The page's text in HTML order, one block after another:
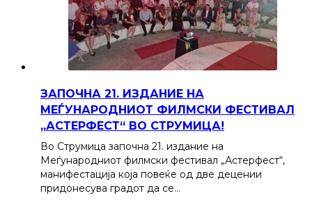
ЗАПОЧНА 21. ИЗДАНИЕ НА
МЕЃУНАРОДНИОТ ФИЛМСКИ ФЕСТИВАЛ
„АСТЕРФЕСТ“ ВО СТРУМИЦА!
Во Струмица започна 21. издание на
Меѓународниот филмски фестивал „Астерфест“,
манифестација која повеќе од две децении
придонесува градот да се…